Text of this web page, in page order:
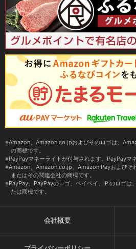
Amazon、Amazon.co.jpおよびそのロゴは、
の商標です。
PayPayマネーライトが付与されます。PayPayマ
Amazon、Amazon.co.jp、Amazon Payおよびそ
またはその関連会社の商標です。
PayPay、PayPayのロゴ、ペイペイ、Ｐのロゴは
たは商標です。
会社概要